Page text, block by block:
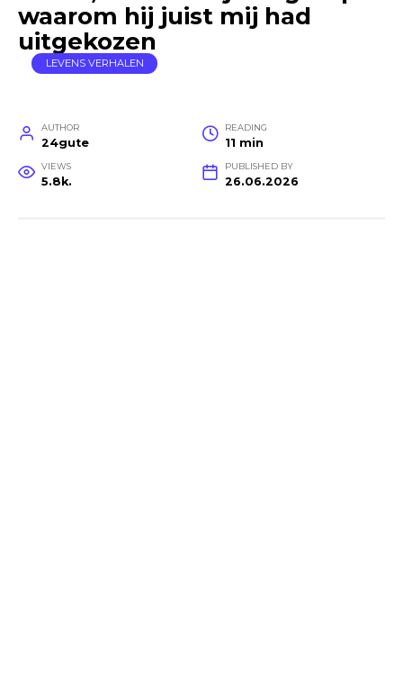
waarom hij juist mij had
uitgekozen
LEVENS VERHALEN
AUTHOR
24gute
READING
11 min
VIEWS
5.8k.
PUBLISHED BY
26.06.2026